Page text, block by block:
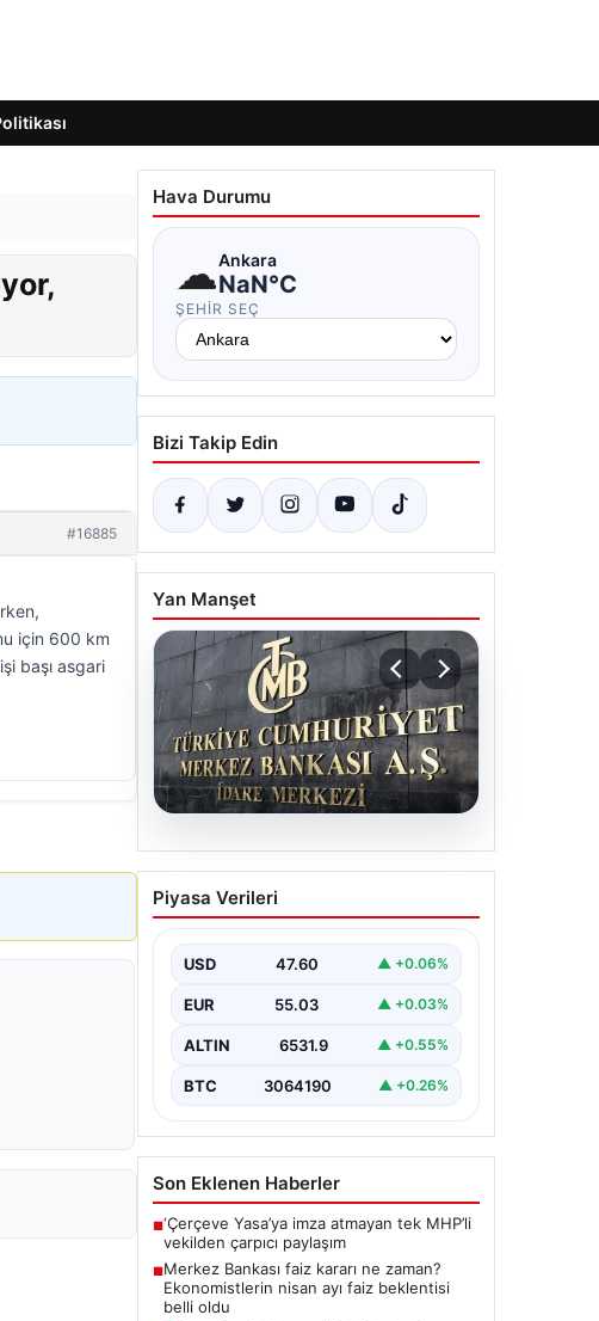
#16885
için 600 km
başı asgari
Hava Durumu
☁Ankara
NaN°C
ŞEHIR SEÇ
Bizi Takip Edin
Yan Manşet
Merkez Bankası faiz kararı
ne zaman? Ekonomistlerin
belli oldu
Piyasa Verileri
USD 47.60 ▲ +0.06%
EUR 55.03 ▲ +0.03%
ALTIN 6531.9 ▲ +0.55%
BTC 3064190 ▲ +0.26%
Son Eklenen Haberler
■‘Çerçeve Yasa’ya imza atmayan tek MHP’li
vekilden çarpıcı paylaşım
■Merkez Bankası faiz kararı ne zaman?
Ekonomistlerin nisan ayı faiz beklentisi
belli oldu